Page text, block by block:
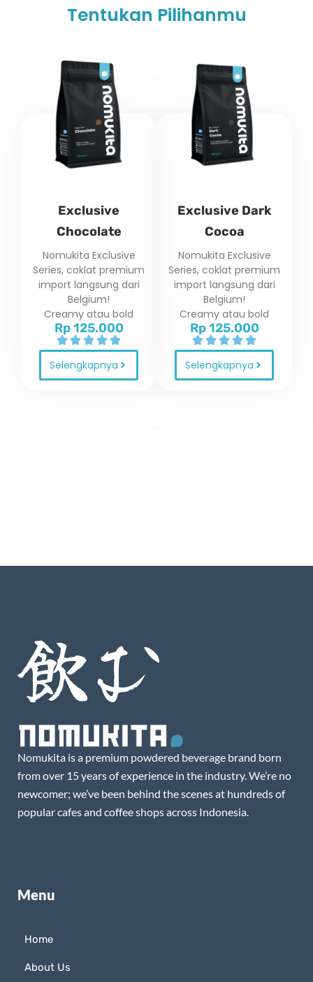
Tentukan Pilihanmu
Exclusive
Chocolate
Nomukita Exclusive
Series, coklat premium
import langsung dari
Belgium!
Creamy atau bold
Rp 125.000
Selengkapnya
Exclusive Dark
Cocoa
Nomukita Exclusive
Series, coklat premium
import langsung dari
Belgium!
Creamy atau bold
Rp 125.000
Selengkapnya
飲む
Nomukita is a premium powdered beverage brand born
from over 15 years of experience in the industry. We’re no
newcomer; we’ve been behind the scenes at hundreds of
popular cafes and coffee shops across Indonesia.
Menu
Home
About Us